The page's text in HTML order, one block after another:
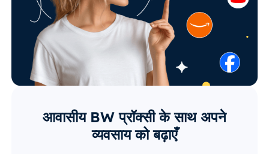
आवासीय BW प्रॉक्सी के साथ अपने
व्यवसाय को बढ़ाएँ